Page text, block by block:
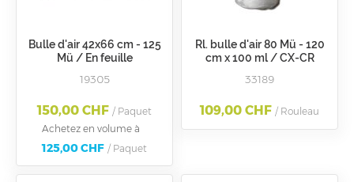
Bulle d'air 42x66 cm - 125
Mü / En feuille
19305
150,00 CHF / Paquet
Achetez en volume à
125,00 CHF / Paquet
Rl. bulle d'air 80 Mü - 120
cm x 100 ml / CX-CR
33189
109,00 CHF / Rouleau